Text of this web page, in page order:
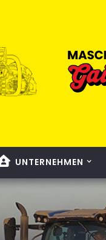
UNTERNEHMEN